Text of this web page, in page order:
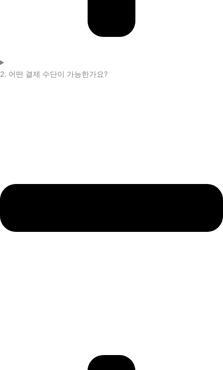
2. 어떤 결제 수단이 가능한가요?